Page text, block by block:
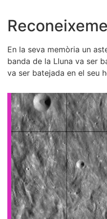
En la seva memòria un
banda de la Lluna va ser
va ser batejada en el seu